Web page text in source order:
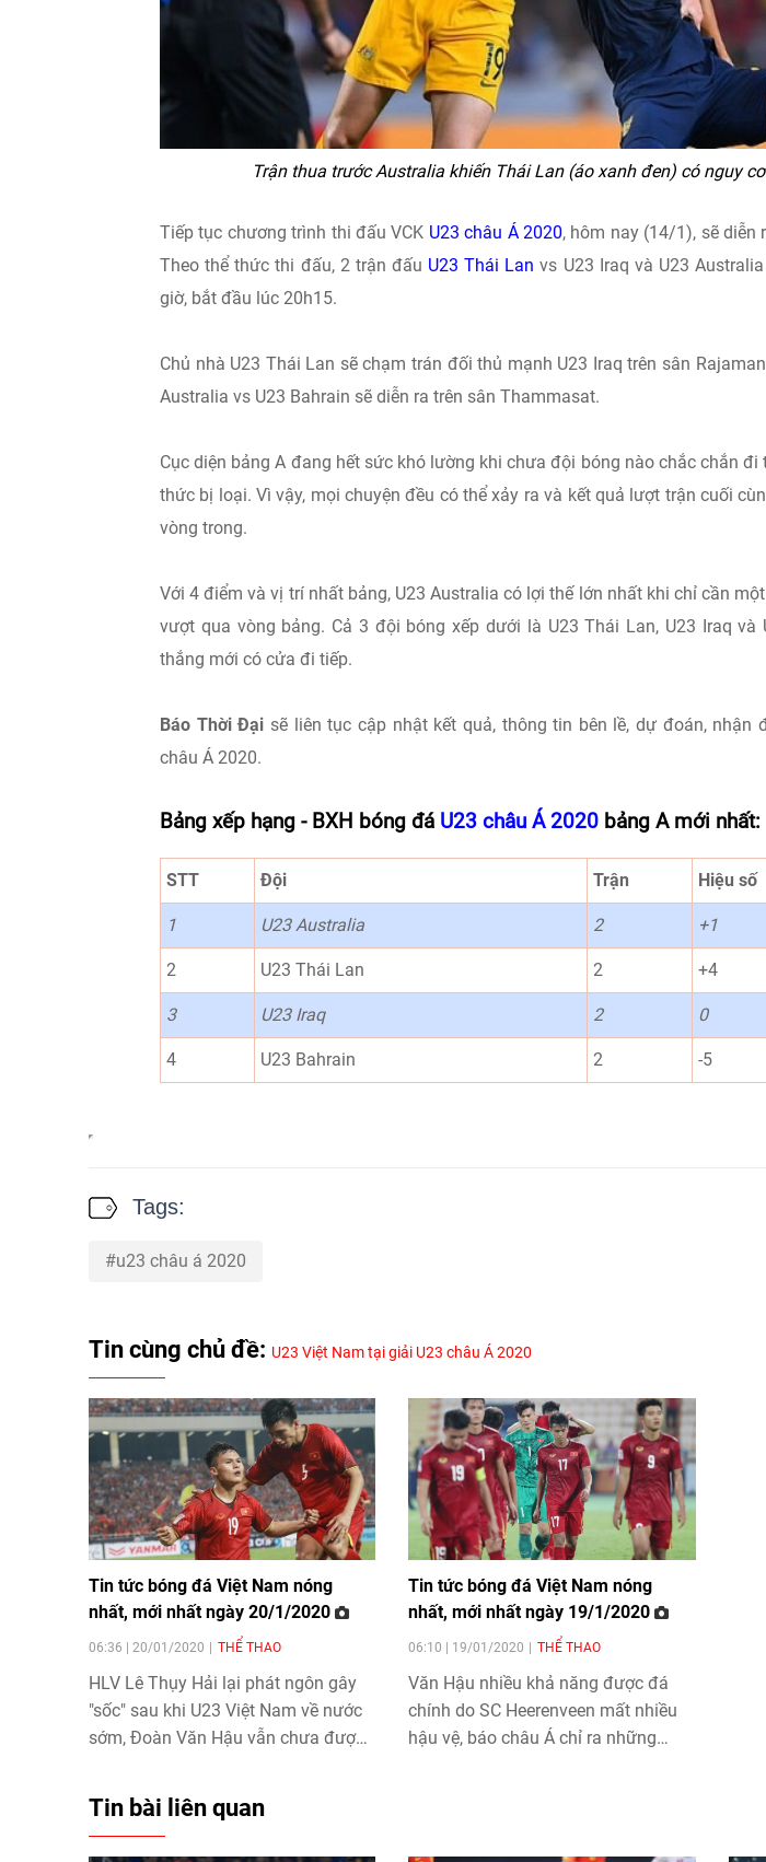
Trận thua trước Australia khiến Thái Lan (áo xanh đen) có nguy
Tiếp tục chương trình thi đấu VCK U23 châu Á 2020, hôm nay (14/1), sẽ diễn
Theo thể thức thi đấu, 2 trận đấu U23 Thái Lan vs U23 Iraq và U23
giờ, bắt đầu lúc 20h15.
Chủ nhà U23 Thái Lan sẽ chạm trán đối thủ mạnh U23 Iraq trên sân
Australia vs U23 Bahrain sẽ diễn ra trên sân Thammasat.
Cục diện bảng A đang hết sức khó lường khi chưa đội bóng nào chắc chắn
thức bị loại. Vì vậy, mọi chuyện đều có thể xảy ra và kết quả lượt trận cuối
vòng trong.
Với 4 điểm và vị trí nhất bảng, U23 Australia có lợi thế lớn nhất khi chỉ cần
vượt qua vòng bảng. Cả 3 đội bóng xếp dưới là U23 Thái Lan, U23 Iraq và
thắng mới có cửa đi tiếp.
Báo Thời Đại sẽ liên tục cập nhật kết quả, thông tin bên lề, dự đoán, nhận
châu Á 2020.
Bảng xếp hạng - BXH bóng đá U23 châu Á 2020 bảng A mới nhất:
STT Đội Trận Hiệu số
1 U23 Australia 2 +1
2 U23 Thái Lan 2 +4
3 U23 Iraq 2 0
4 U23 Bahrain 2 -5
Tags:
u23 châu á 2020
Tin cùng chủ đề: U23 Việt Nam tại giải U23 châu Á 2020
Tin tức bóng đá Việt Nam nóng
nhất, mới nhất ngày 20/1/2020
06:36 | 20/01/2020 THỂ THAO
HLV Lê Thụy Hải lại phát ngôn gây
"sốc" sau khi U23 Việt Nam về nước
sớm, Đoàn Văn Hậu vẫn chưa được
top 5 Quả bóng vàng Việt Nam
Tin tức bóng đá Việt Nam nóng
nhất, mới nhất ngày 19/1/2020
06:10 | 19/01/2020 THỂ THAO
Văn Hậu nhiều khả năng được đá
chính do SC Heerenveen mất nhiều
hậu vệ, báo châu Á chỉ ra những
Tin bài liên quan